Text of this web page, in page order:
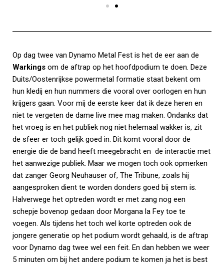
Op dag twee van Dynamo Metal Fest is het de eer aan de
Warkings om de aftrap op het hoofdpodium te doen. Deze
Duits/Oostenrijkse powermetal formatie staat bekent om
hun kledij en hun nummers die vooral over oorlogen en hun
krijgers gaan. Voor mij de eerste keer dat ik deze heren en
niet te vergeten de dame live mee mag maken. Ondanks dat
het vroeg is en het publiek nog niet helemaal wakker is, zit
de sfeer er toch gelijk goed in. Dit komt vooral door de
energie die de band heeft meegebracht en de interactie met
het aanwezige publiek. Maar we mogen toch ook opmerken
dat zanger Georg Neuhauser of, The Tribune, zoals hij
aangesproken dient te worden donders goed bij stem is.
Halverwege het optreden wordt er met zang nog een
schepje bovenop gedaan door Morgana la Fey toe te
voegen. Als tijdens het toch wel korte optreden ook de
jongere generatie op het podium wordt gehaald, is de aftrap
voor Dynamo dag twee wel een feit. En dan hebben we weer
5 minuten om bij het andere podium te komen ja het is best